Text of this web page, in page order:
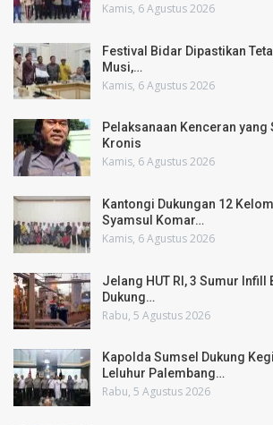
Kamis, 6 Agustus 2026
Festival Bidar Dipastikan
Musi,…
Kamis, 6 Agustus 2026
Pelaksanaan Kenceran yang
Kronis
Kamis, 6 Agustus 2026
Kantongi Dukungan 12
Syamsul Komar…
Kamis, 6 Agustus 2026
Jelang HUT RI, 3 Sumur Infill
Dukung…
Rabu, 5 Agustus 2026
Kapolda Sumsel Dukung
Leluhur Palembang…
Rabu, 5 Agustus 2026